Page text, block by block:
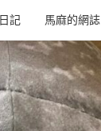
記 馬麻的網誌